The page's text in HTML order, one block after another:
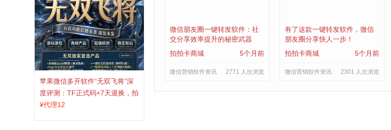
苹果微信多开软件“无双飞将”深
度评测：TF正式码+7天退换，拍
拍卡激活码商城正品保障
¥代理12
微信朋友圈一键转发软件：社
交分享效率提升的秘密武器
拍拍卡商城
5个月前
微信营销软件资讯 2771 人次浏览
有了这款一键转发软件，微信
朋友圈分享快人一步！
拍拍卡商城
5个月前
微信营销软件资讯 2301 人次浏览